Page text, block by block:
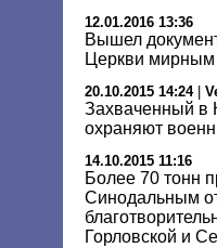
12.01.2016 13:36
Вышел
Церкви
20.10.2015 14:24|
Захваченный в
охраняют
14.10.2015 11:16
Более 70 тонн
Cинодальным
Горловской и